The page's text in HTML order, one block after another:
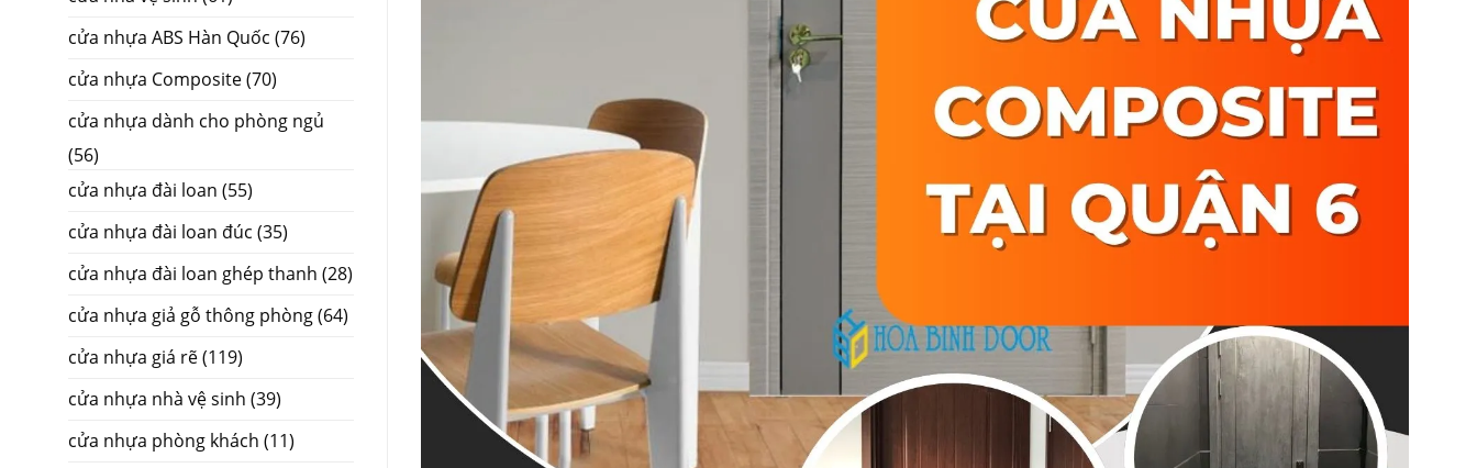
cửa nhựa ABS Hàn Quốc (76)
cửa nhựa Composite(70)
cửa nhựa dành cho phòng ngủ
(56)
cửa nhựa đài loan (55)
cửa nhựa đài loan đúc (35)
cửa nhựa đài loan ghép thanh (28)
cửa nhựa giả gỗ thông phòng(64)
cửa nhựa giá rẽ(119)
cửa nhựa nhà vệ sinh (39)
cửa nhựa phòng khách (11)